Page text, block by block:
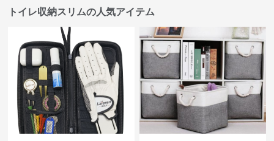
トイレ収納スリムの人気アイテム